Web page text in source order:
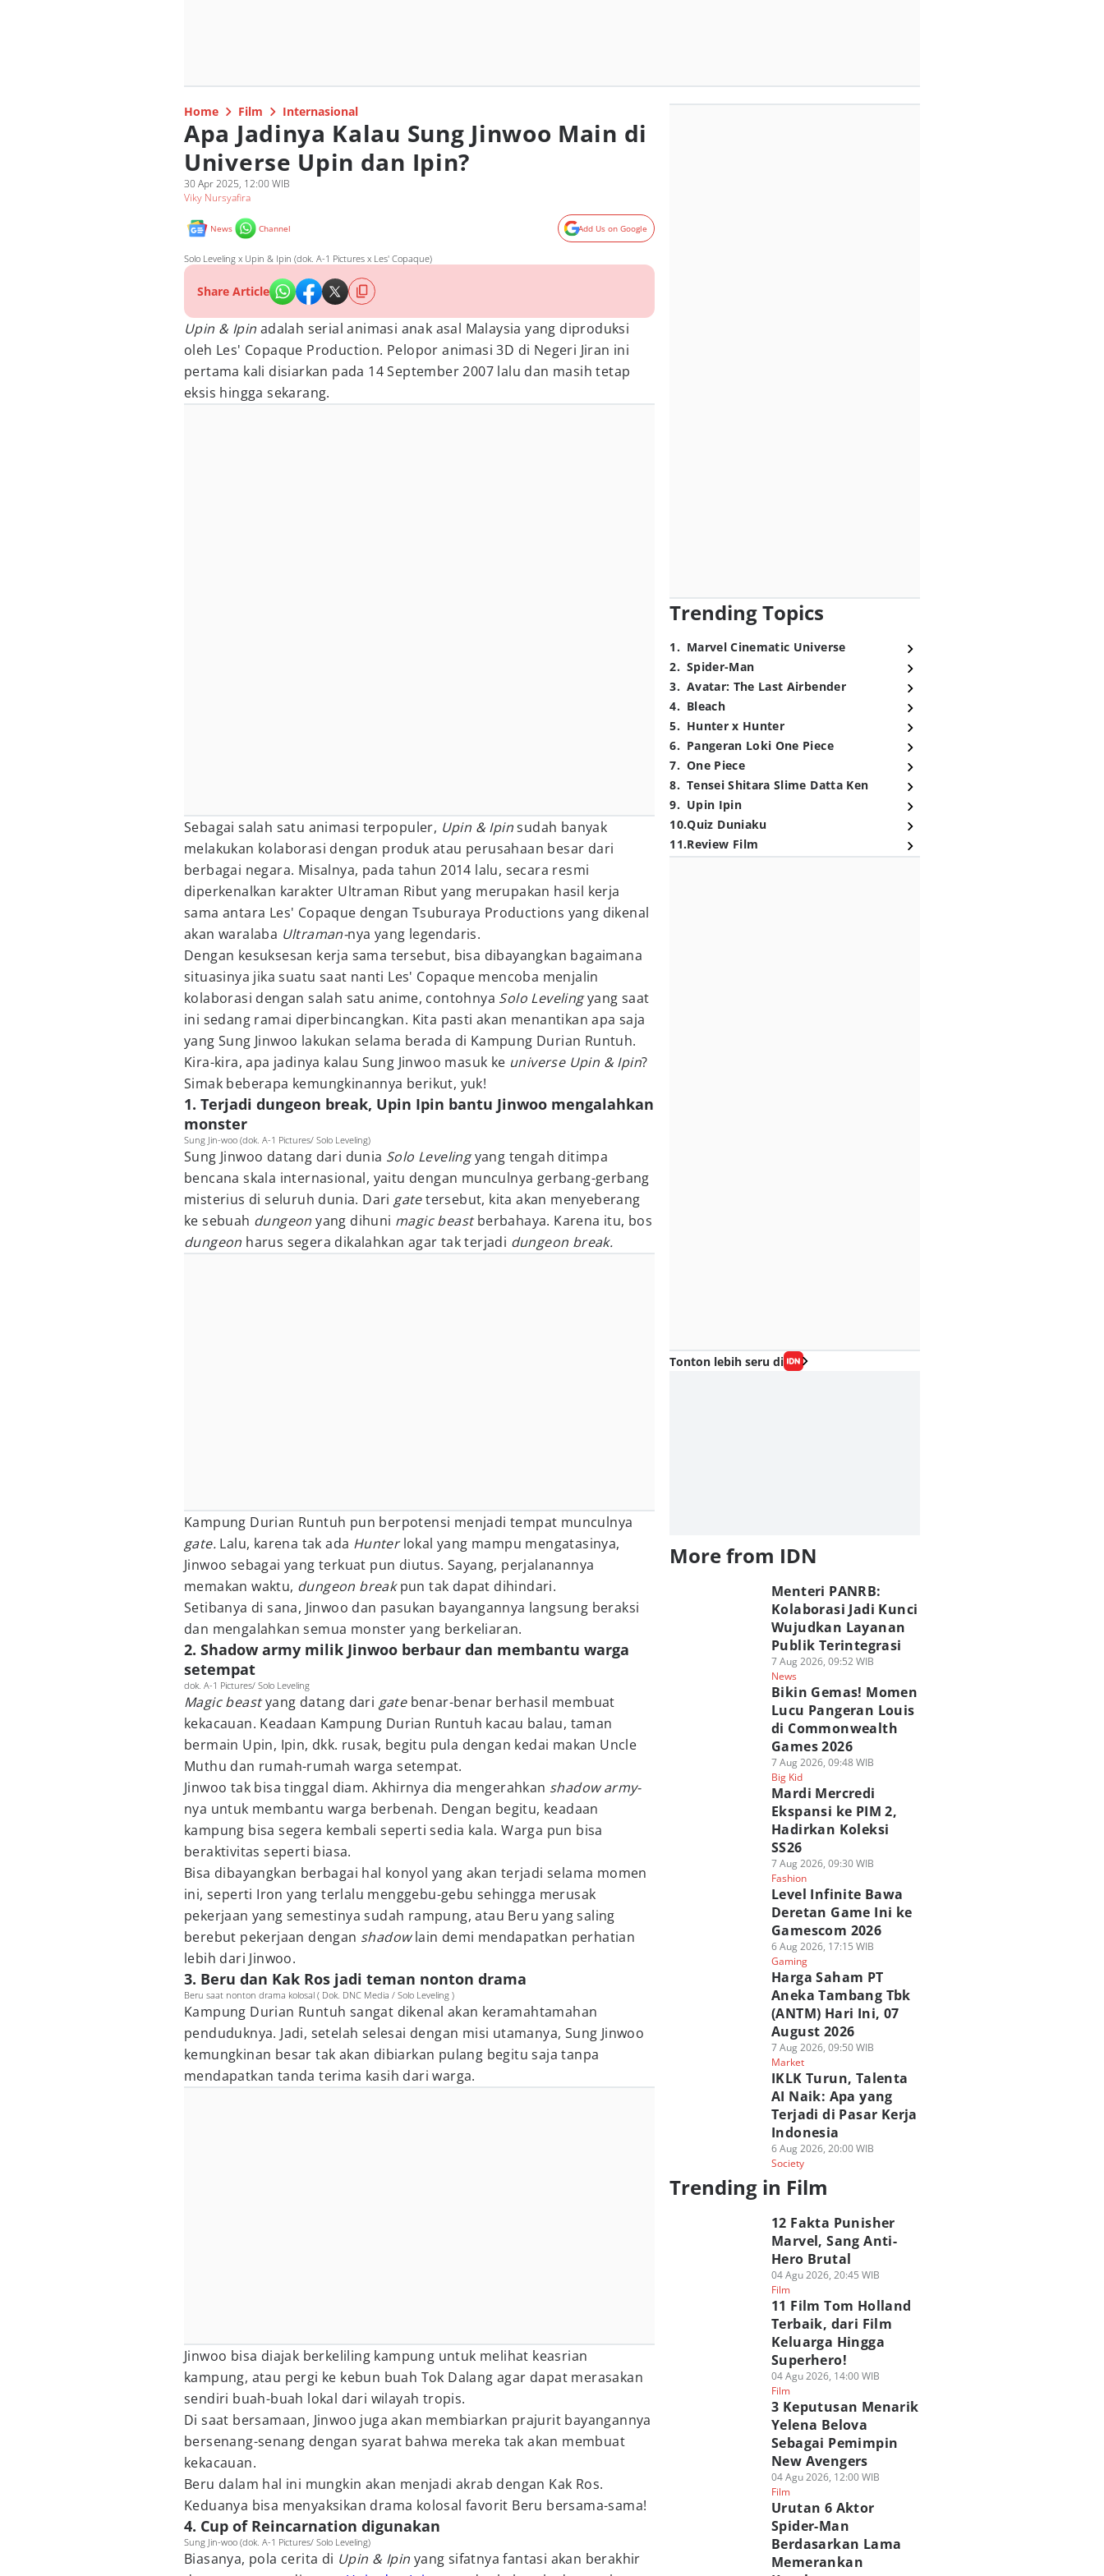
Home Film Internasional
Apa Jadinya Kalau Sung Jinwoo Main di
Universe Upin dan Ipin?
30 Apr 2025, 12:00 WIB
Viky Nursyafira
News Channel Add Us on Google
Solo Leveling x Upin & Ipin (dok. A-1 Pictures x Les' Copaque)
Share Article
Upin & Ipin adalah serial animasi anak asal Malaysia yang diproduksi
oleh Les' Copaque Production. Pelopor animasi 3D di Negeri Jiran ini
pertama kali disiarkan pada 14 September 2007 lalu dan masih tetap
eksis hingga sekarang.
Sebagai salah satu animasi terpopuler, Upin & Ipinsudah banyak
melakukan kolaborasi dengan produk atau perusahaan besar dari
berbagai negara. Misalnya, pada tahun 2014 lalu, secara resmi
diperkenalkan karakter Ultraman Ribut yang merupakan hasil kerja
sama antara Les' Copaque dengan Tsuburaya Productions yang dikenal
akan waralaba Ultraman-nya yang legendaris.
Dengan kesuksesan kerja sama tersebut, bisa dibayangkan bagaimana
situasinya jika suatu saat nanti Les' Copaque mencoba menjalin
kolaborasi dengan salah satu anime, contohnya Solo Levelingyang saat
ini sedang ramai diperbincangkan. Kita pasti akan menantikan apa saja
yang Sung Jinwoo lakukan selama berada di Kampung Durian Runtuh.
Kira-kira, apa jadinya kalau Sung Jinwoo masuk ke universe Upin & Ipin?
Simak beberapa kemungkinannya berikut, yuk!
1. Terjadi dungeon break, Upin Ipin bantu Jinwoo mengalahkan
monster
Sung Jin-woo (dok. A-1 Pictures/ Solo Leveling)
Sung Jinwoo datang dari dunia Solo Levelingyang tengah ditimpa
bencana skala internasional, yaitu dengan munculnya gerbang-gerbang
misterius di seluruh dunia. Dari gatetersebut, kita akan menyeberang
ke sebuah dungeonyang dihuni magic beastberbahaya. Karena itu, bos
dungeon harus segera dikalahkan agar tak terjadi dungeon break.
Kampung Durian Runtuh pun berpotensi menjadi tempat munculnya
gate. Lalu, karena tak ada Hunterlokal yang mampu mengatasinya,
Jinwoo sebagai yang terkuat pun diutus. Sayang, perjalanannya
memakan waktu, dungeon breakpun tak dapat dihindari.
Setibanya di sana, Jinwoo dan pasukan bayangannya langsung beraksi
dan mengalahkan semua monster yang berkeliaran.
2. Shadow army milik Jinwoo berbaur dan membantu warga
setempat
dok. A-1 Pictures/ Solo Leveling
Magic beastyang datang dari gate benar-benar berhasil membuat
kekacauan. Keadaan Kampung Durian Runtuh kacau balau, taman
bermain Upin, Ipin, dkk. rusak, begitu pula dengan kedai makan Uncle
Muthu dan rumah-rumah warga setempat.
Jinwoo tak bisa tinggal diam. Akhirnya dia mengerahkan shadow army-
nya untuk membantu warga berbenah. Dengan begitu, keadaan
kampung bisa segera kembali seperti sedia kala. Warga pun bisa
beraktivitas seperti biasa.
Bisa dibayangkan berbagai hal konyol yang akan terjadi selama momen
ini, seperti Iron yang terlalu menggebu-gebu sehingga merusak
pekerjaan yang semestinya sudah rampung, atau Beru yang saling
berebut pekerjaan dengan shadowlain demi mendapatkan perhatian
lebih dari Jinwoo.
3. Beru dan Kak Ros jadi teman nonton drama
Beru saat nonton drama kolosal ( Dok. DNC Media / Solo Leveling )
Kampung Durian Runtuh sangat dikenal akan keramahtamahan
penduduknya. Jadi, setelah selesai dengan misi utamanya, Sung Jinwoo
kemungkinan besar tak akan dibiarkan pulang begitu saja tanpa
mendapatkan tanda terima kasih dari warga.
Jinwoo bisa diajak berkeliling kampung untuk melihat keasrian
kampung, atau pergi ke kebun buah Tok Dalang agar dapat merasakan
sendiri buah-buah lokal dari wilayah tropis.
Di saat bersamaan, Jinwoo juga akan membiarkan prajurit bayangannya
bersenang-senang dengan syarat bahwa mereka tak akan membuat
kekacauan.
Beru dalam hal ini mungkin akan menjadi akrab dengan Kak Ros.
Keduanya bisa menyaksikan drama kolosal favorit Beru bersama-sama!
4. Cup of Reincarnation digunakan
Sung Jin-woo (dok. A-1 Pictures/ Solo Leveling)
Biasanya, pola cerita di Upin & Ipin yang sifatnya fantasi akan berakhir
Trending Topics
1. Marvel Cinematic Universe
2. Spider-Man
3. Avatar: The Last Airbender
4. Bleach
5. Hunter x Hunter
6. Pangeran Loki One Piece
7. One Piece
8. Tensei Shitara Slime Datta Ken
9. Upin Ipin
10.Quiz Duniaku
11.Review Film
Tonton lebih seru di
More from IDN
Menteri PANRB:
Kolaborasi Jadi Kunci
Wujudkan Layanan
Publik Terintegrasi
7 Aug 2026, 09:52 WIB
News
Bikin Gemas! Momen
Lucu Pangeran Louis
di Commonwealth
Games 2026
7 Aug 2026, 09:48 WIB
Big Kid
Mardi Mercredi
Ekspansi ke PIM 2,
Hadirkan Koleksi
SS26
7 Aug 2026, 09:30 WIB
Fashion
Level Infinite Bawa
Deretan Game Ini ke
Gamescom 2026
6 Aug 2026, 17:15 WIB
Gaming
Harga Saham PT
Aneka Tambang Tbk
(ANTM) Hari Ini, 07
August 2026
7 Aug 2026, 09:50 WIB
Market
IKLK Turun, Talenta
AI Naik: Apa yang
Terjadi di Pasar Kerja
Indonesia
6 Aug 2026, 20:00 WIB
Society
Trending in Film
12 Fakta Punisher
Marvel, Sang Anti-
Hero Brutal
04 Agu 2026, 20:45 WIB
Film
11 Film Tom Holland
Terbaik, dari Film
Keluarga Hingga
Superhero!
04 Agu 2026, 14:00 WIB
Film
3 Keputusan Menarik
Yelena Belova
Sebagai Pemimpin
New Avengers
04 Agu 2026, 12:00 WIB
Film
Urutan 6 Aktor
Spider-Man
Berdasarkan Lama
Memerankan